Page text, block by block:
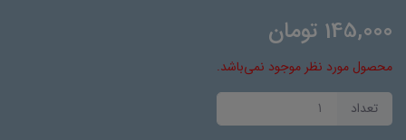
145,000 تومان
محصول مورد نظر موجود نمی‌باشد.
تعداد